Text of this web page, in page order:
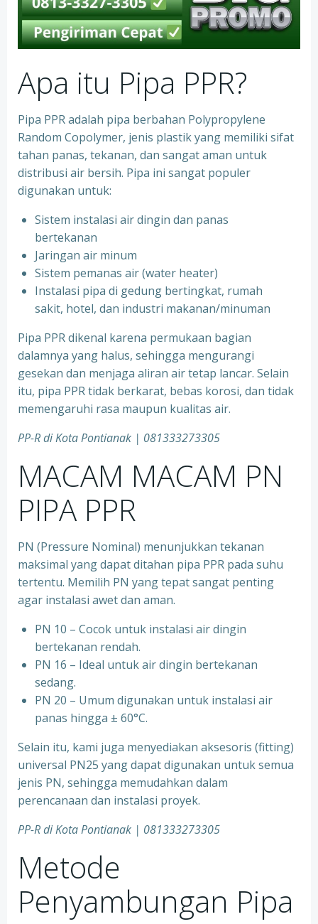
Apa itu Pipa PPR?
Pipa PPR adalah pipa berbahan Polypropylene
Random Copolymer, jenis plastik yang memiliki sifat
tahan panas, tekanan, dan sangat aman untuk
distribusi air bersih. Pipa ini sangat populer
digunakan untuk:
Sistem instalasi air dingin dan panas
bertekanan
⁠Jaringan air minum
⁠Sistem pemanas air (water heater)
⁠Instalasi pipa di gedung bertingkat, rumah
sakit, hotel, dan industri makanan/minuman
Pipa PPR dikenal karena permukaan bagian
dalamnya yang halus, sehingga mengurangi
gesekan dan menjaga aliran air tetap lancar. Selain
itu, pipa PPR tidak berkarat, bebas korosi, dan tidak
memengaruhi rasa maupun kualitas air.
PP-R di KotaPontianak | 081333273305
MACAM MACAM PN
PIPA PPR
PN (Pressure Nominal) menunjukkan tekanan
maksimal yang dapat ditahan pipa PPR pada suhu
tertentu. Memilih PN yang tepat sangat penting
agar instalasi awet dan aman.
PN 10 – Cocok untuk instalasi air dingin
bertekanan rendah.
⁠PN 16 – Ideal untuk air dingin bertekanan
sedang.
⁠PN 20 – Umum digunakan untuk instalasi air
panas hingga ± 60°C.
Selain itu, kami juga menyediakan aksesoris (fitting)
universal PN25 yang dapat digunakan untuk semua
jenis PN, sehingga memudahkan dalam
perencanaan dan instalasi proyek.
PP-R di KotaPontianak | 081333273305
Metode
Penyambungan Pipa